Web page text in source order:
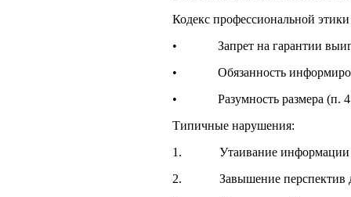
Кодекс профессиональной
• Запрет на гарантии
• Обязанность
• Разумность размера (п. 4
Типичные нарушения:
1. Утаивание информации о
2. Завышение перспектив